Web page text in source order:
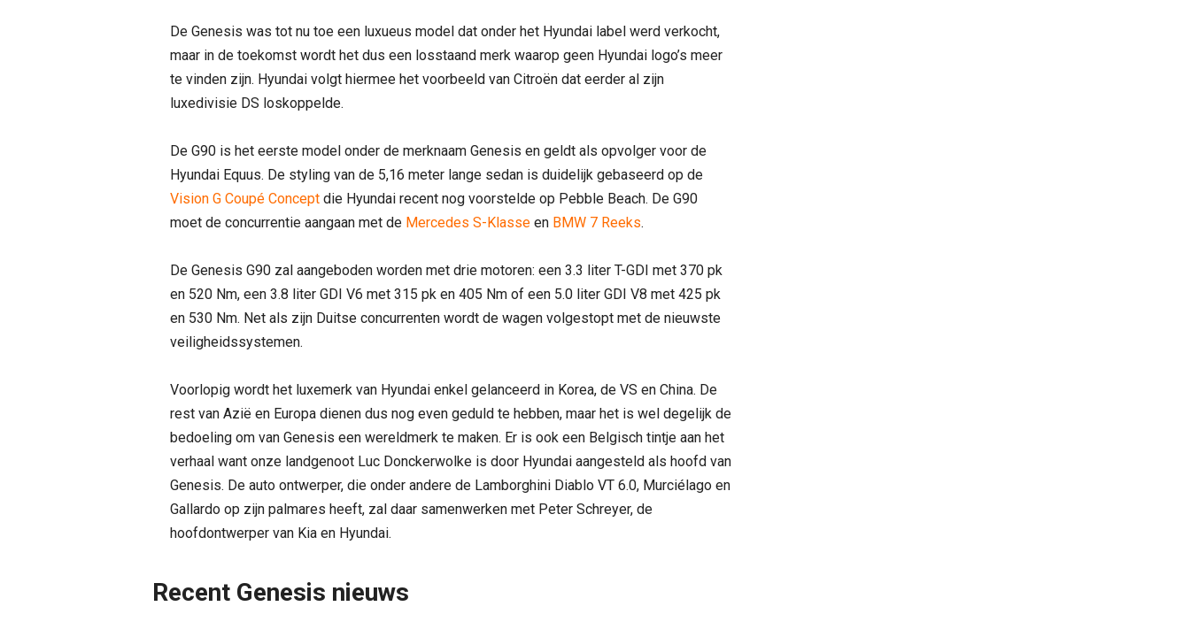
De Genesis was tot nu toe een luxueus model dat onder het Hyundai label werd verkocht,
maar in de toekomst wordt het dus een losstaand merk waarop geen Hyundai logo’s meer
te vinden zijn. Hyundai volgt hiermee het voorbeeld van Citroën dat eerder al zijn
luxedivisie DS loskoppelde.
De G90 is het eerste model onder de merknaam Genesis en geldt als opvolger voor de
Hyundai Equus. De styling van de 5,16 meter lange sedan is duidelijk gebaseerd op de
Vision G Coupé Concept die Hyundai recent nog voorstelde op Pebble Beach. De G90
moet de concurrentie aangaan met de Mercedes S-Klasse en BMW 7 Reeks.
De Genesis G90 zal aangeboden worden met drie motoren: een 3.3 liter T-GDI met 370 pk
en 520 Nm, een 3.8 liter GDI V6 met 315 pk en 405 Nm of een 5.0 liter GDI V8 met 425 pk
en 530 Nm. Net als zijn Duitse concurrenten wordt de wagen volgestopt met de nieuwste
veiligheidssystemen.
Voorlopig wordt het luxemerk van Hyundai enkel gelanceerd in Korea, de VS en China. De
rest van Azië en Europa dienen dus nog even geduld te hebben, maar het is wel degelijk de
bedoeling om van Genesis een wereldmerk te maken. Er is ook een Belgisch tintje aan het
verhaal want onze landgenoot Luc Donckerwolke is door Hyundai aangesteld als hoofd van
Genesis. De auto ontwerper, die onder andere de Lamborghini Diablo VT 6.0, Murciélago en
Gallardo op zijn palmares heeft, zal daar samenwerken met Peter Schreyer, de
hoofdontwerper van Kia en Hyundai.
Recent Genesis nieuws